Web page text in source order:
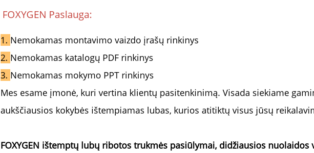
FOXYGEN Paslauga:
1. Nemokamas montavimo vaizdo įrašų rinkinys
2. Nemokamas katalogų PDF rinkinys
3. Nemokamas mokymo PPT rinkinys
Mes esame įmonė, kuri vertina klientų pasitenkinimą. Visada siekiame
aukščiausios kokybės ištempiamas lubas, kurios atitiktų visus jūsų
FOXYGEN ištemptų lubų ribotos trukmės pasiūlymai, didžiausios nuolaidos